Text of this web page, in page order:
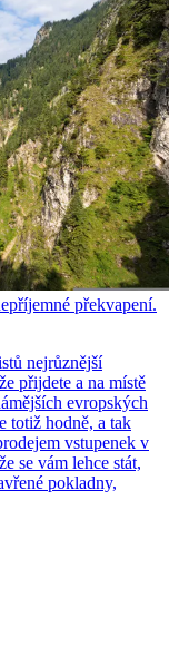
překvapení.
nejrůznější
přijdete a na místě
evropských
totiž hodně, a tak
vstupenek v
se vám lehce stát,
pokladny,